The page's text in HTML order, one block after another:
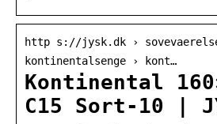
http s://jysk.dk ›
kontinentalsenge › kont…
Kontinental
C15 Sort-10 |